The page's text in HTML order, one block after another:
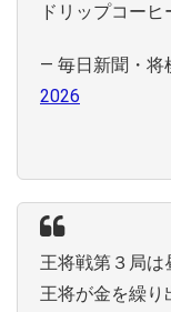
ドリップコーヒ
— 毎日新聞・将
2026
王将戦第３局は
王将が金を繰り